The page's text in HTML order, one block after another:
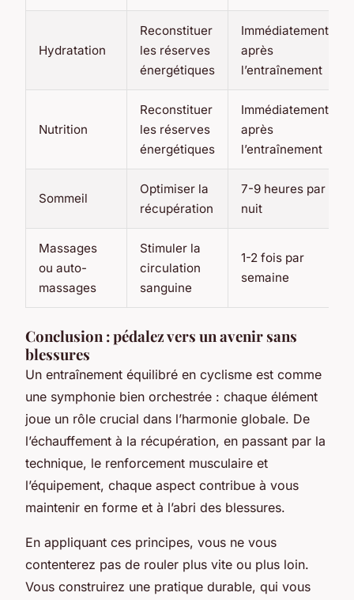
Hydratation
Reconstituer
les réserves
énergétiques
Immédiatement
après
l’entraînement
Nutrition
Reconstituer
les réserves
énergétiques
Immédiatement
après
l’entraînement
Sommeil
Optimiser la
récupération
7-9 heures par
nuit
Massages
ou auto-
massages
Stimuler la
circulation
sanguine
1-2 fois par
semaine
Conclusion : pédalez vers un avenir sans
blessures
Un entraînement équilibré en cyclisme est comme
une symphonie bien orchestrée : chaque élément
joue un rôle crucial dans l’harmonie globale. De
l’échauffement à la récupération, en passant par la
technique, le renforcement musculaire et
l’équipement, chaque aspect contribue à vous
maintenir en forme et à l’abri des blessures.
En appliquant ces principes, vous ne vous
contenterez pas de rouler plus vite ou plus loin.
Vous construirez une pratique durable, qui vous